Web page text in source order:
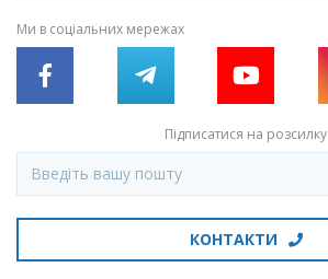
Ми в соціальних мережах
Підписатися на розсилку
КОНТАКТИ